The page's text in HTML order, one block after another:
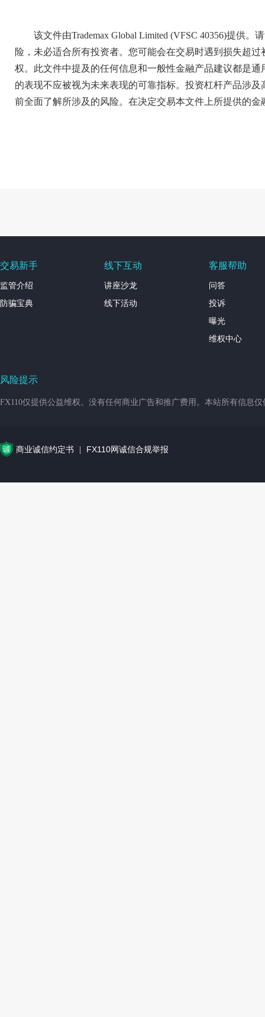
该文件由Trademax Global Limited (VFSC 40356)提供
险，未必适合所有投资者。您可能会在交易时遇到损失超
权。此文件中提及的任何信息和一般性金融产品建议都是
的表现不应被视为未来表现的可靠指标。投资杠杆产品涉
前全面了解所涉及的风险。在决定交易本文件上所提供的
交易新手
监管介绍
防骗宝典
线下互动
讲座沙龙
线下活动
客服帮助
问答
投诉
曝光
维权中心
风险提示
FX110仅提供公益维权。没有任何商业广告和推广费用。本站所有信息
商业诚信约定书 | FX110网诚信合规举报